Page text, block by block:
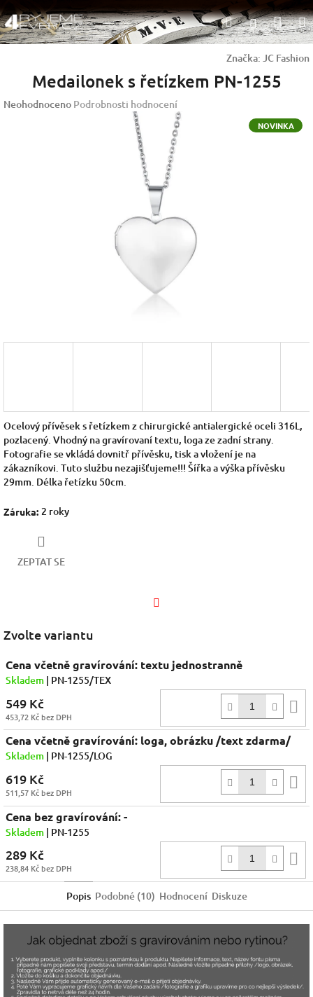
na
obsah
HledatPřihlášení
Značka: JC Fashion
Medailonek s řetízkem PN-1255
Průměrné
Neohodnoceno Podrobnosti hodnocení
NOVINKA
Ocelový přívěsek s řetízkem z chirurgické antialergické oceli 316L,
pozlacený. Vhodný na gravírovaní textu, loga ze zadní strany.
Fotografie se vkládá dovnitř přívěsku, tisk a vložení je na
zákazníkovi. Tuto službu nezajišťujeme!!! Šířka a výška přívěsku
29mm. Délka řetízku 50cm.
Záruka: 2 roky
ZEPTAT SE
Zvolte variantu
Cena včetně gravírování: textu jednostranně
Skladem | PN-1255/TEX
549 Kč
453,72 Kč bez DPH
Cena včetně gravírování: loga, obrázku /text zdarma/
Skladem | PN-1255/LOG
619 Kč
511,57 Kč bez DPH
Cena bez gravírování: -
Skladem | PN-1255
289 Kč
238,84 Kč bez DPH
Popis Podobné (10) Hodnocení Diskuze